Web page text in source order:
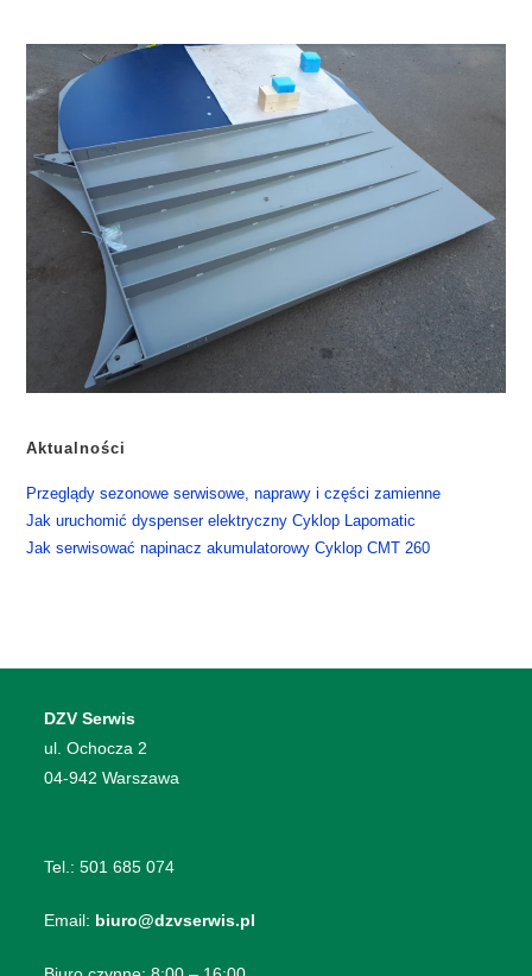
Aktualności
​Przeglądy sezonowe serwisowe, naprawy i części zamienne
​Jak uruchomić dyspenser elektryczny Cyklop Lapomatic
​Jak serwisować napinacz akumulatorowy Cyklop CMT 260
DZV Serwis
​ul. Ochocza 2
04-942 Warszawa
Tel.:501 685 074
Email: biuro@dzvserwis.pl